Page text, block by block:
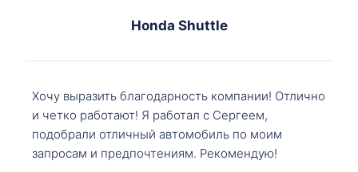
Honda Shuttle
Хочу выразить благодарность компании! Отлично
и четко работают! Я работал с Сергеем,
подобрали отличный автомобиль по моим
запросам и предпочтениям. Рекомендую!